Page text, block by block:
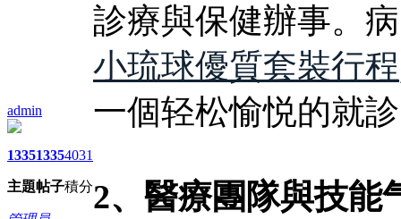
admin
1335
主題
1335
帖子
4031
積分
診療與保健辦事。
小琉球優質套裝行程
一個轻松愉悦的就
2、醫療團隊與技能